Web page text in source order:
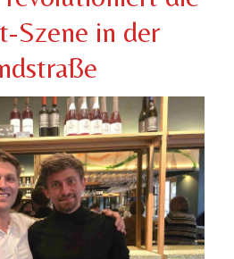
Szene in der